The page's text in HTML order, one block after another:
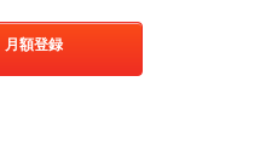
月額登録